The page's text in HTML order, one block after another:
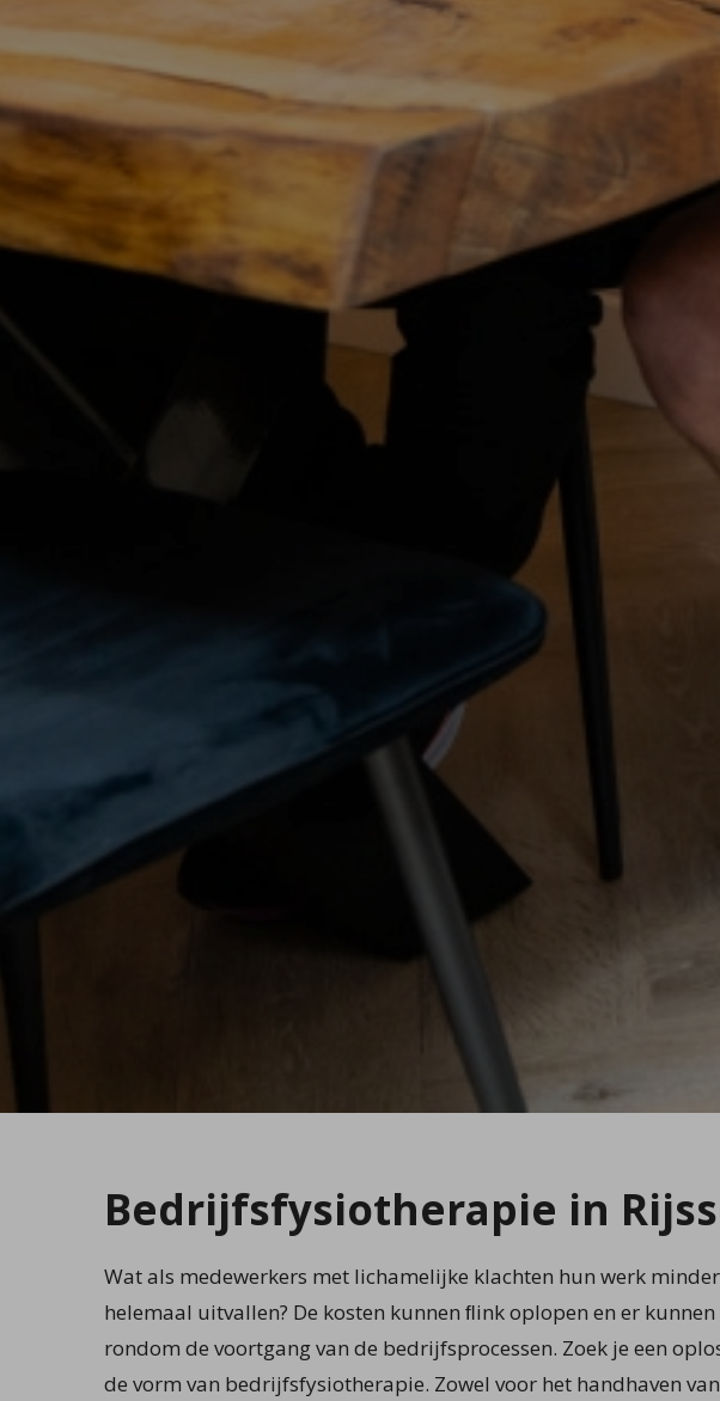
Bedrijfsfysiotherapie in
Wat als medewerkers met lichamelijke klachten hun werk
helemaal uitvallen? De kosten kunnen ﬂink oplopen en er
rondom de voortgang van de bedrijfsprocessen. Zoek je een
de vorm van bedrijfsfysiotherapie. Zowel voor het handhaven